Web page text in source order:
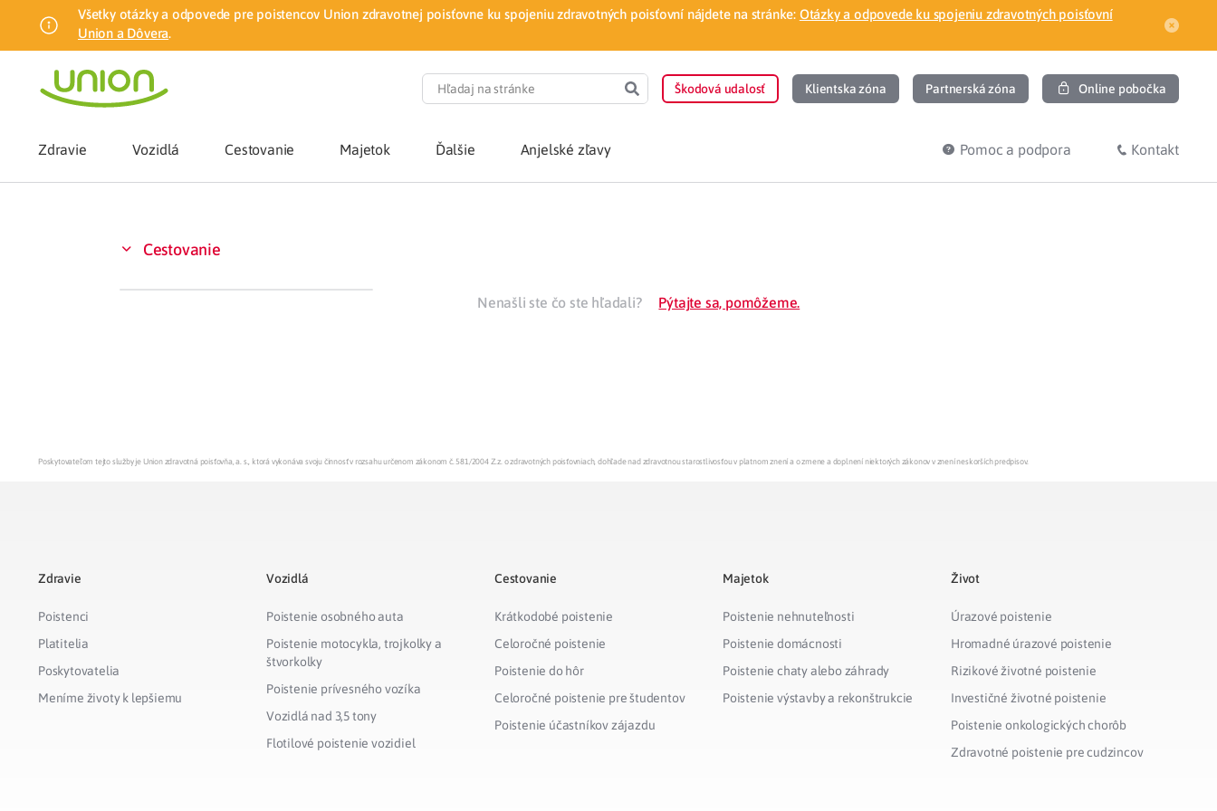
Všetky otázky a odpovede pre poistencov Union zdravotnej poisťovne ku spojeniu zdravotných poisťovní nájdete na stránke: Otázky a odpovede ku spojeniu zdravotných poisťovní
Union a Dôvera.
Škodová udalosť Klientska zóna Partnerská zóna Online pobočka
Zdravie
Vyhľadať lekára
pohľadávky
Vozidlá Cestovanie Majetok Ďalšie Anjelské zľavy Pomoc a podpora Kontakt
Cestovanie
Nenašli ste čo ste hľadali? Pýtajte sa, pomôžeme.
Poskytovateľom tejto služby je Union zdravotná poisťovňa, a. s., ktorá vykonáva svoju činnosť v rozsahu určenom zákonom č. 581/2004 Z.z. o zdravotných poisťovniach, dohľade nad zdravotnou starostlivosťou v platnom znení a o zmene a doplnení niektorých zákonov v znení neskorších predpisov.
Zdravie
Poistenci
Platitelia
Poskytovatelia
Meníme životy k lepšiemu
Vozidlá
Poistenie osobného auta
Poistenie motocykla, trojkolky a
štvorkolky
Poistenie prívesného vozíka
Vozidlá nad 3,5 tony
Flotilové poistenie vozidiel
Cestovanie
Krátkodobé poistenie
Celoročné poistenie
Poistenie do hôr
Celoročné poistenie pre študentov
Poistenie účastníkov zájazdu
Majetok
Poistenie nehnuteľnosti
Poistenie domácnosti
Poistenie chaty alebo záhrady
Poistenie výstavby a rekonštrukcie
Život
Úrazové poistenie
Hromadné úrazové poistenie
Rizikové životné poistenie
Investičné životné poistenie
Poistenie onkologických chorôb
Zdravotné poistenie pre cudzincov